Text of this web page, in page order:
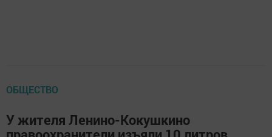
ОБЩЕСТВО
У жителя Ленино-Кокушкино